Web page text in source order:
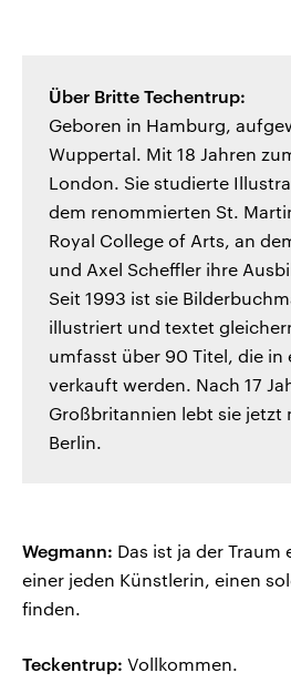
Über Britte Techentrup:
Geboren in Hamburg,
Wuppertal. Mit 18 Jahren
London. Sie studierte
dem renommierten St.
Royal College of Arts, an
und Axel Scheffler ihre
Seit 1993 ist sie
illustriert und textet
umfasst über 90 Titel, die in
verkauft werden. Nach 17
Großbritannien lebt sie jetzt
Berlin.
Wegmann: Das ist ja der Traum
einer jeden Künstlerin, einen
finden.
Teckentrup: Vollkommen.